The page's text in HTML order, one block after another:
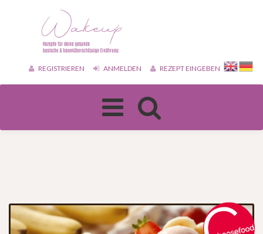
REGISTRIEREN ANMELDEN REZEPT EINGEBEN
Toggle
navigation